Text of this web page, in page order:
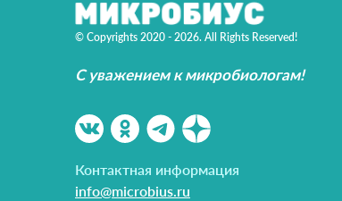
© Copyrights 2020 - 2026. All Rights Reserved!
С уважением к микробиологам!
Контактная информация
info@microbius.ru